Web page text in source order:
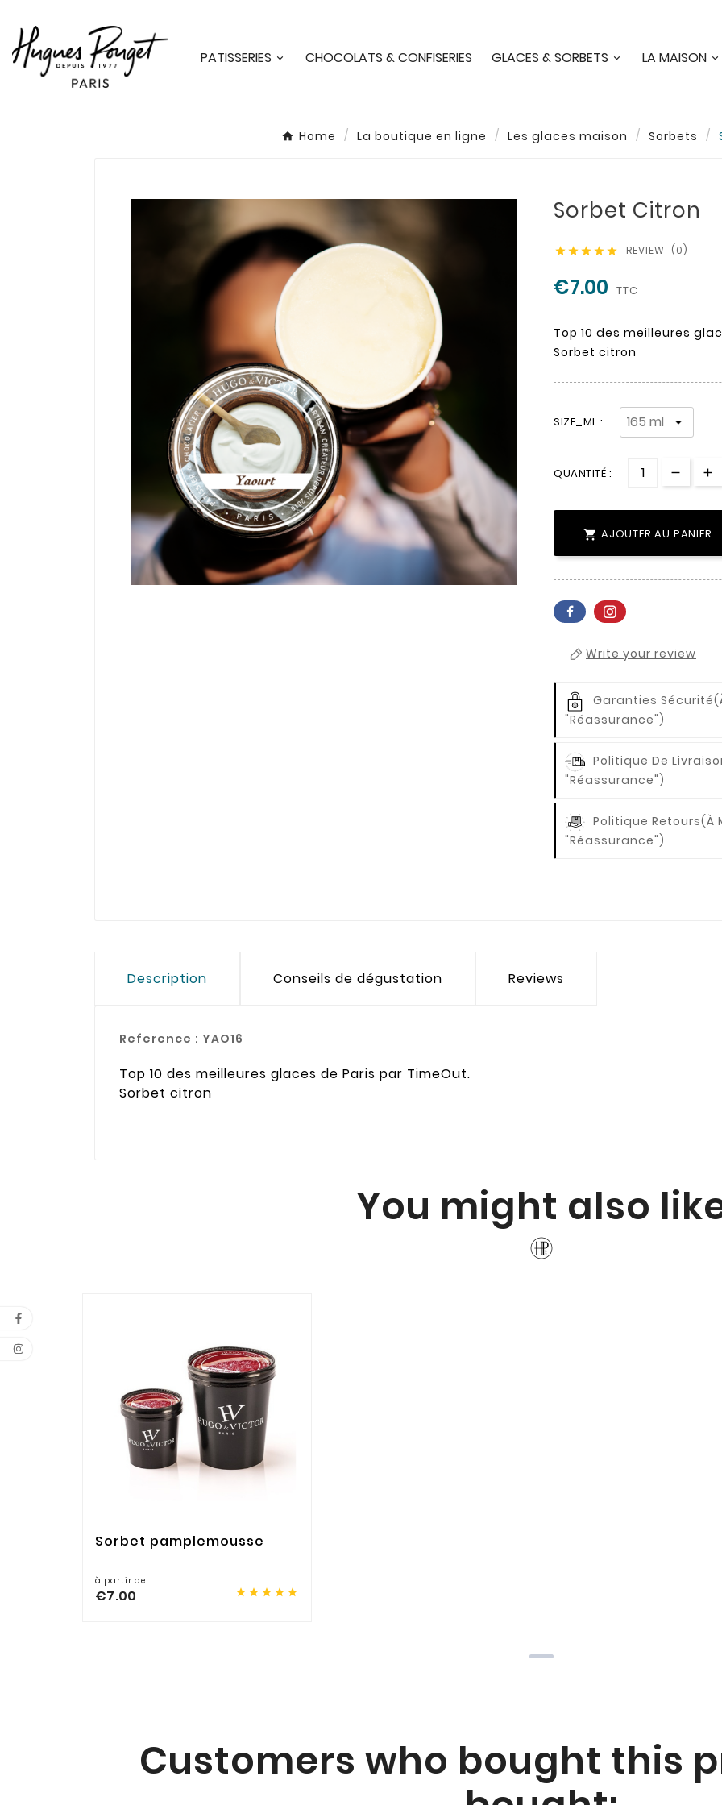
PATISSERIES CHOCOLATS & CONFISERIES GLACES & SORBETS LA MAISON
Home La boutique en ligne Les glaces maison Sorbets
Sorbet Citron
     REVIEW (0)
€7.00 TTC
Top 10 des meilleures
Sorbet citron
SIZE_ML :
QUANTITÉ :
 AJOUTER AU PANIER
Write your review
Garanties Sécurité
"Réassurance")
Politique De
"Réassurance")
Politique Retours(à
"Réassurance")
Description Conseils de dégustation Reviews
Reference : YAO16
Top 10 des meilleures glaces de Paris par TimeOut.
Sorbet citron
You might also
Sorbet pamplemousse
à partir de
€7.00     
Customers who bought this